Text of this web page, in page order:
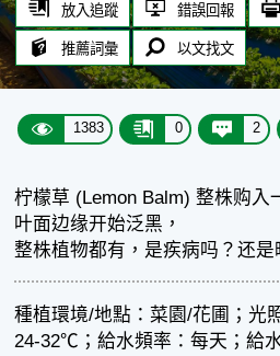
放入追蹤 錯誤回報
推薦詞彙 以文找文
1383 0 2
柠檬草 (Lemon Balm) 整株购入
叶面边缘开始泛黑，
整株植物都有，是疾病吗？还是
種植環境/地點：菜園/花圃；光
24-32℃；給水頻率：每天；給